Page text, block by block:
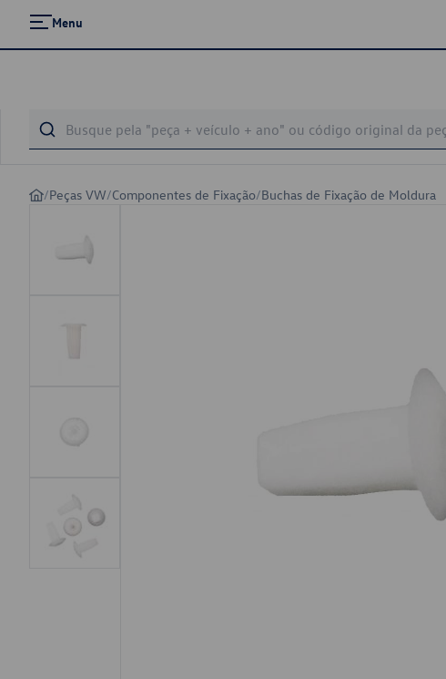
Menu
/Peças VW/Componentes de Fixação/Buchas de Fixação de Moldura